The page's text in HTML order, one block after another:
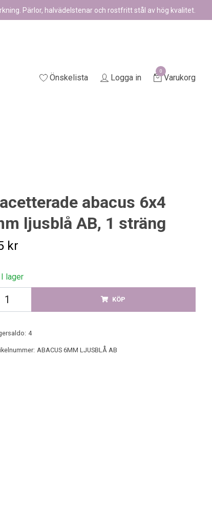
Pärlor, halvädelstenar och rostfritt stål av hög kvalitet.
Önskelista Logga in
0
Varukorg
abacus 6x4
ljusblå AB, 1 sträng
kr
lager
KÖP
4
ABACUS 6MM LJUSBLÅ AB